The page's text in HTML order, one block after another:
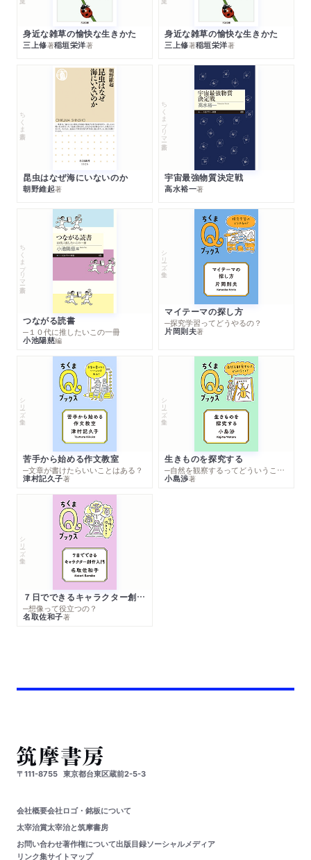
身近な雑草の愉快な生きかた
三上修著稲垣栄洋著
身近な雑草の愉快な生きかた
三上修著稲垣栄洋著
ちくま新書
昆虫はなぜ海にいないのか
朝野維起著
ちくまプリマー新書
宇宙最強物質決定戦
高水裕一著
ちくまプリマー新書
つながる読書
─１０代に推したいこの一冊
小池陽慈編
シリーズ・全集
マイテーマの探し方
─探究学習ってどうやるの？
片岡則夫著
シリーズ・全集
苦手から始める作文教室
─文章が書けたらいいことはある？
津村記久子著
シリーズ・全集
生きものを探究する
─自然を観察するってどういうこと？
小島渉著
シリーズ・全集
７日でできるキャラクター創作入門
─想像って役立つの？
名取佐和子著
〒111-8755 東京都台東区蔵前2-5-3
会社概要会社ロゴ・銘板について
太宰治賞太宰治と筑摩書房
お問い合わせ著作権について出版目録ソーシャルメディア
リンク集サイトマップ